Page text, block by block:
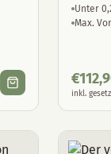
Unter
Max.
€
inkl.